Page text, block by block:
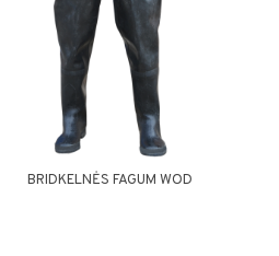
BRIDKELNĖS FAGUM WOD